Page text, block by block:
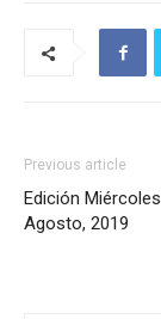
Previous article
Edición
Agosto, 2019